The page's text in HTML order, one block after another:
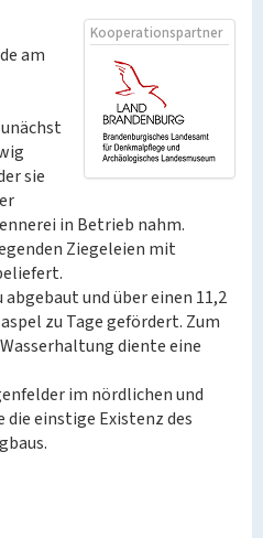
Kooperationspartner
am
sie
in Betrieb nahm.
Ziegeleien mit
und über einen 11,2
zu Tage gefördert. Zum
diente eine
im nördlichen und
die einstige Existenz des